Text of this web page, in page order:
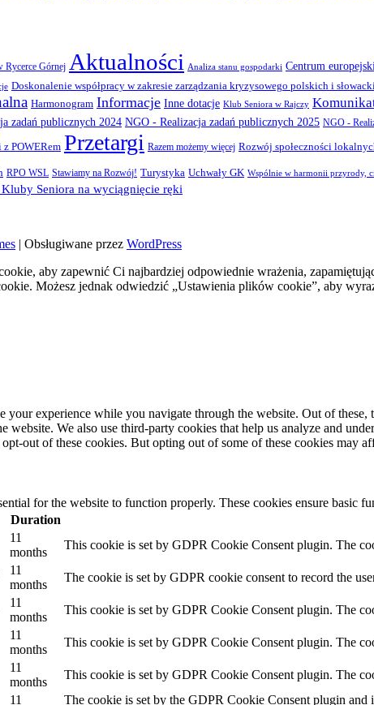
Rycerce Górnej Aktualności Analiza stanu gospodarki Centrum
Doskonalenie współpracy w zakresie zarządzania kryzysowego polskich i
Harmonogram Informacje Inne dotacje Klub Seniora w Rajczy
zadań publicznych 2024 NGO - Realizacja zadań publicznych 2025 NGO -
POWERem Przetargi Razem możemy więcej Rozwój społeczności
RPO WSL Stawiamy na Rozwój! Turystyka Uchwały GK Wspólnie w harmonii przyrody,
Seniora na wyciągnięcie ręki
| Obsługiwane przez WordPress
aby zapewnić Ci najbardziej odpowiednie wrażenia,
Możesz jednak odwiedzić „Ustawienia plików cookie”, aby
your experience while you navigate through the website. Out of
website. We also use third-party cookies that help us analyze and
out of these cookies. But opting out of some of these cookies may
for the website to function properly. These cookies ensure basic
Duration
11
months
This cookie is set by GDPR Cookie Consent plugin. The
11
months
The cookie is set by GDPR cookie consent to record the
11
months
This cookie is set by GDPR Cookie Consent plugin. The
11
months
This cookie is set by GDPR Cookie Consent plugin. The
11
months
This cookie is set by GDPR Cookie Consent plugin. The
11 The cookie is set by the GDPR Cookie Consent plugin and